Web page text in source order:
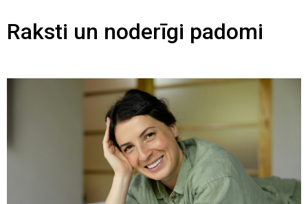
Raksti un noderīgi padomi